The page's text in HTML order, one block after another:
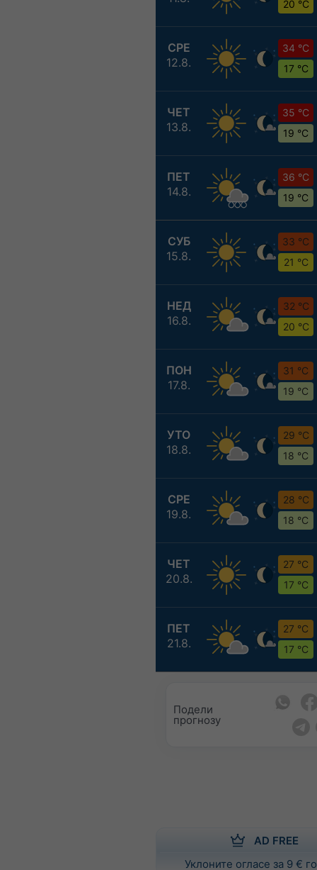
20 °C
СРЕ
12.8.
34 °C
17 °C
ЧЕТ
13.8.
35 °C
19 °C
ПЕТ
14.8.
36 °C
19 °C
СУБ
15.8.
33 °C
21 °C
НЕД
16.8.
32 °C
20 °C
ПОН
17.8.
31 °C
19 °C
УТО
18.8.
29 °C
18 °C
СРЕ
19.8.
28 °C
18 °C
ЧЕТ
20.8.
27 °C
17 °C
ПЕТ
21.8.
27 °C
17 °C
Подели
прогнозу
AD FREE
Уклоните огласе за 9 €